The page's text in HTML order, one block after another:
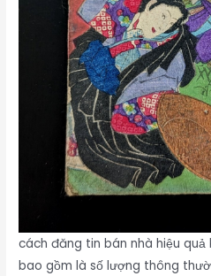
cách đăng tin bán nhà hiệu
bao gồm là số lượng thông